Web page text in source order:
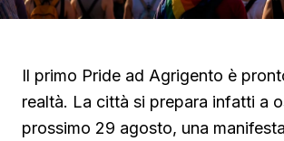
Il primo Pride ad Agrigento è
realtà. La città si prepara infatti a
prossimo 29 agosto, una